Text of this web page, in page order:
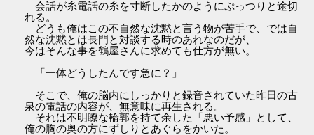
会話が糸電話の糸を寸断したかのようにぷっつりと途切
れる。
どうも俺はこの不自然な沈黙と言う物が苦手で、では自
然な沈黙とは長門と対談する時のあれなのだが、
今はそんな事を鶴屋さんに求めても仕方が無い。
「一体どうしたんです急に？」
そこで、俺の脳内にしっかりと録音されていた昨日の古
泉の電話の内容が、無意味に再生される。
それは不明瞭な輪郭を持て余した「悪い予感」として、
俺の胸の奥の方にずしりとあぐらをかいた。